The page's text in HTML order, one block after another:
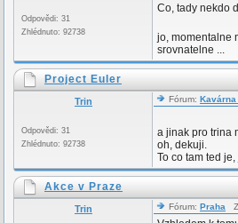
Odpovědi: 31
Zhlédnuto: 92738
Co, tady nekdo
jo, momentalne
srovnatelne ...
Project Euler
Trin
Odpovědi: 31
Zhlédnuto: 92738
Fórum:
a jinak pro trina
oh, dekuji.
To co tam ted
Akce v Praze
Trin Fórum: Praha